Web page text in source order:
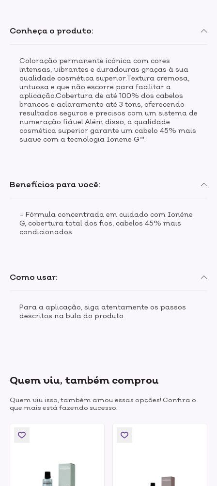
Benefícios para você:
- Fórmula concentrada em cuidado com Ionéne
G, cobertura total dos fios, cabelos 45% mais
condicionados.
Como usar:
Para a aplicação, siga atentamente os passos
descritos na bula do produto.
Conheça o produto:
Coloração permanente icónica com cores
intensas, vibrantes e duradouras graças à sua
qualidade cosmética superior.Textura cremosa,
untuosa e que não escorre para facilitar a
aplicação.Cobertura de até 100% dos cabelos
brancos e aclaramento até 3 tons, oferecendo
resultados seguros e precisos com um sistema de
numeração fiável.Além disso, a qualidade
cosmética superior garante um cabelo 45% mais
suave com a tecnologia Ionene G™.
Quem viu, também comprou
Quem viu isso, também amou essas opções! Confira o
que mais está fazendo sucesso.